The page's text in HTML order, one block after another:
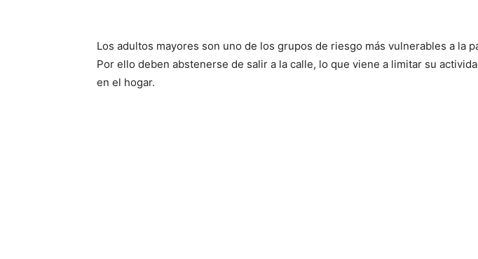
Los adultos mayores son uno de los grupos de riesgo más vulnerables a la
Por ello deben abstenerse de salir a la calle, lo que viene a limitar su
en el hogar.